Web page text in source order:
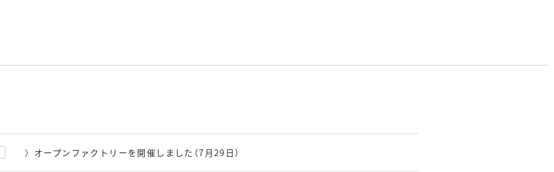
オープンファクトリーを開催しました（7月29日）